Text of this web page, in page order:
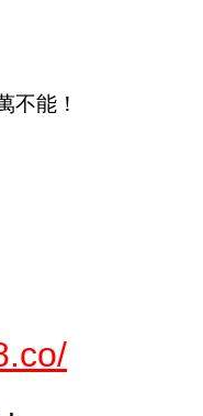
不能！